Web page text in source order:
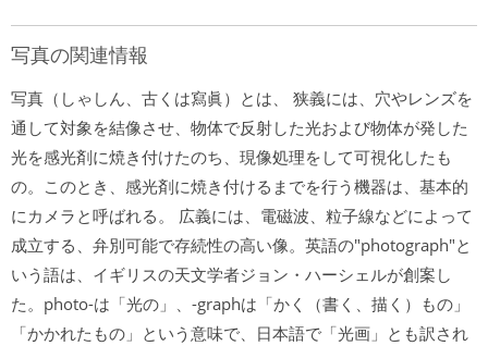
写真の関連情報
写真（しゃしん、古くは寫眞）とは、 狭義には、穴やレンズを
通して対象を結像させ、物体で反射した光および物体が発した
光を感光剤に焼き付けたのち、現像処理をして可視化したも
の。このとき、感光剤に焼き付けるまでを行う機器は、基本的
にカメラと呼ばれる。 広義には、電磁波、粒子線などによって
成立する、弁別可能で存続性の高い像。英語の"photograph"と
いう語は、イギリスの天文学者ジョン・ハーシェルが創案し
た。photo-は「光の」、-graphは「かく（書く、描く）もの」
「かかれたもの」という意味で、日本語で「光画」とも訳され